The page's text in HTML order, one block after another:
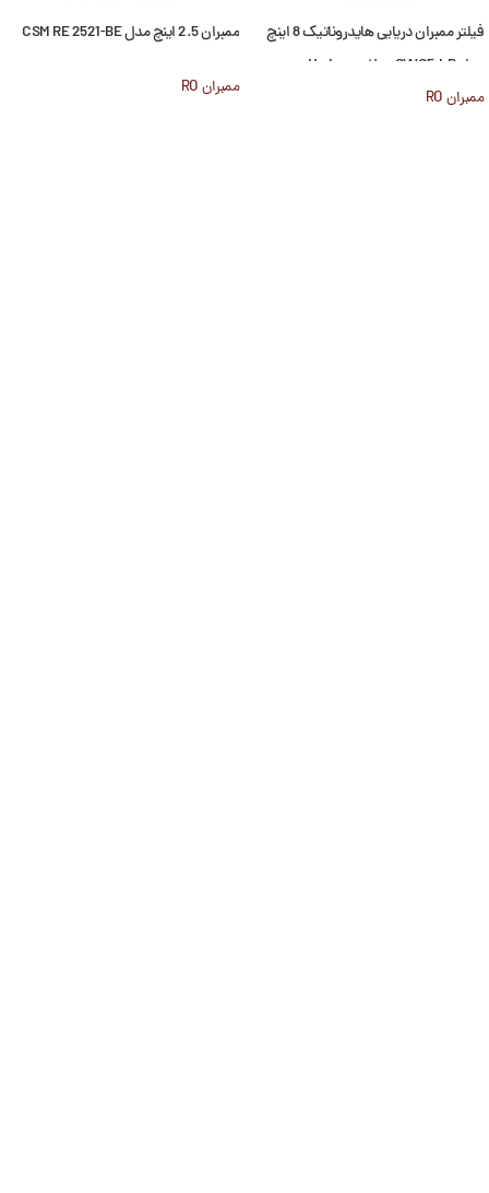
فیلتر ممبران دریایی هایدروناتیک 8 اینچ
مدل Hydranautics SWC5-LD
ممبران RO
ممبران 2.5 اینچ مدل CSM RE 2521-BE
ممبران RO